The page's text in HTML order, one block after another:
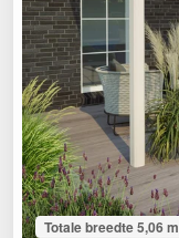
Totale breedte 5,06 m